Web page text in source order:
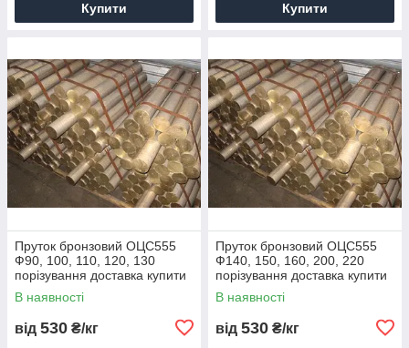
Купити Купити
Пруток бронзовий ОЦС555
Ф90, 100, 110, 120, 130
порізування доставка купити
ціна
В наявності
від 530 ₴/кг
Пруток бронзовий ОЦС555
Ф140, 150, 160, 200, 220
порізування доставка купити
ціна
В наявності
від 530 ₴/кг